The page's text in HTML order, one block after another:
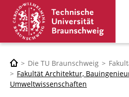
Die TU Braunschweig
Fakultät Architektur,
Umweltwissenschaften